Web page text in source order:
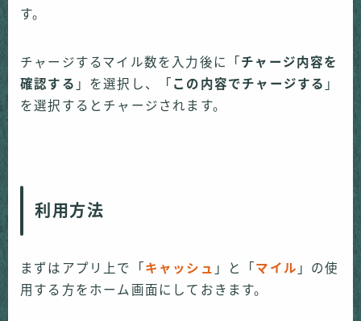
す。
チャージするマイル数を入力後に「 チャージ内容を
確認する 」を選択し、「 この内容でチャージする 」
を選択するとチャージされます。
利用方法
まずはアプリ上で「 キャッシュ 」と「 マイル 」の使
用する方をホーム画面にしておきます。